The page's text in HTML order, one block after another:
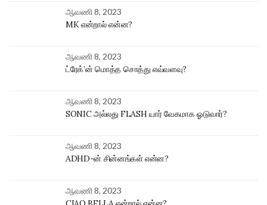
ஆவணி 8, 2023
MK என்றால் என்ன?
ஆவணி 8, 2023
ட்ரேக்’ன் மொத்த சொத்து எவ்வளவு?
ஆவணி 8, 2023
SONIC அல்லது FLASH யார் வேகமாக ஓடுவார்?
ஆவணி 8, 2023
ADHD-ன் சின்னங்கள் என்ன?
ஆவணி 8, 2023